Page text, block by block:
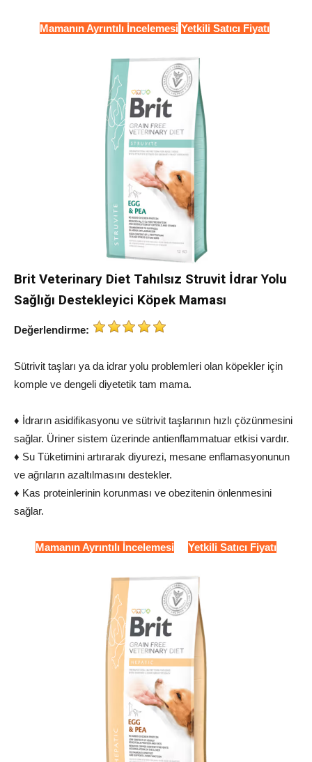
Mamanın Ayrıntılı İncelemesi Yetkili Satıcı Fiyatı
Brit Veterinary Diet Tahılsız Struvit İdrar Yolu
Sağlığı Destekleyici Köpek Maması
Değerlendirme:
Sütrivit taşları ya da idrar yolu problemleri olan köpekler için
komple ve dengeli diyetetik tam mama.
♦ İdrarın asidifikasyonu ve sütrivit taşlarının hızlı çözünmesini
sağlar. Üriner sistem üzerinde antienflammatuar etkisi vardır.
♦ Su Tüketimini artırarak diyurezi, mesane enflamasyonunun
ve ağrıların azaltılmasını destekler.
♦ Kas proteinlerinin korunması ve obezitenin önlenmesini
sağlar.
Mamanın Ayrıntılı İncelemesi Yetkili Satıcı Fiyatı